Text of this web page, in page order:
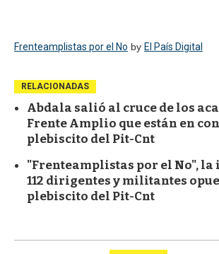
Frenteamplistas por el No by El País Digital
RELACIONADAS
Abdala salió al cruce de los
Frente Amplio que están en
plebiscito del Pit-Cnt
"Frenteamplistas por el No",
112 dirigentes y militantes
plebiscito del Pit-Cnt